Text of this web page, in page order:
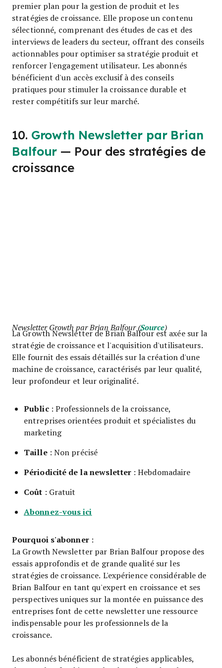
premier plan pour la gestion de produit et les
stratégies de croissance. Elle propose un contenu
sélectionné, comprenant des études de cas et des
interviews de leaders du secteur, offrant des conseils
actionnables pour optimiser sa stratégie produit et
renforcer l'engagement utilisateur. Les abonnés
bénéficient d'un accès exclusif à des conseils
pratiques pour stimuler la croissance durable et
rester compétitifs sur leur marché.
10. Growth Newsletter par Brian
Balfour — Pour des stratégies de
croissance
Newsletter Growth par Brian Balfour (Source)
La Growth Newsletter de Brian Balfour est axée sur la
stratégie de croissance et l'acquisition d'utilisateurs.
Elle fournit des essais détaillés sur la création d'une
machine de croissance, caractérisés par leur qualité,
leur profondeur et leur originalité.
Public: Professionnels de la croissance,
entreprises orientées produit et spécialistes du
marketing
Taille: Non précisé
Périodicité de la newsletter: Hebdomadaire
Coût : Gratuit
Abonnez-vous ici
Pourquoi s'abonner:
La Growth Newsletter par Brian Balfour propose des
essais approfondis et de grande qualité sur les
stratégies de croissance. L'expérience considérable de
Brian Balfour en tant qu'expert en croissance et ses
perspectives uniques sur la montée en puissance des
entreprises font de cette newsletter une ressource
indispensable pour les professionnels de la
croissance.
Les abonnés bénéficient de stratégies applicables,